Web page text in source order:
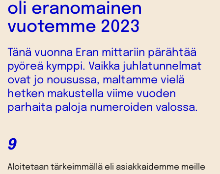
oli eranomainen
vuotemme 2023
Tänä vuonna Eran mittariin pärähtää
pyöreä kymppi. Vaikka juhlatunnelmat
ovat jo nousussa, maltamme vielä
hetken makustella viime vuoden
parhaita paloja numeroiden valossa.
9
Aloitetaan tärkeimmällä eli asiakkaidemme meille